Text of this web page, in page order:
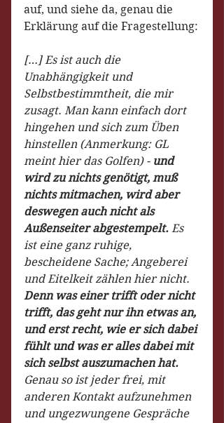
auf, und siehe da, genau die
Erklärung auf die Fragestellung:
[…] Es ist auch die
Unabhängigkeit und
Selbstbestimmtheit, die mir
zusagt. Man kann einfach dort
hingehen und sich zum Üben
hinstellen (Anmerkung: GL
meint hier das Golfen) - und
wird zu nichts genötigt, muß
nichts mitmachen, wird aber
deswegen auch nicht als
Außenseiter abgestempelt. Es
ist eine ganz ruhige,
bescheidene Sache; Angeberei
und Eitelkeit zählen hier nicht.
Denn was einer trifft oder nicht
trifft, das geht nur ihn etwas an,
und erst recht, wie er sich dabei
fühlt und was er alles dabei mit
sich selbst auszumachen hat.
Genau so ist jeder frei, mit
anderen Kontakt aufzunehmen
und ungezwungene Gespräche